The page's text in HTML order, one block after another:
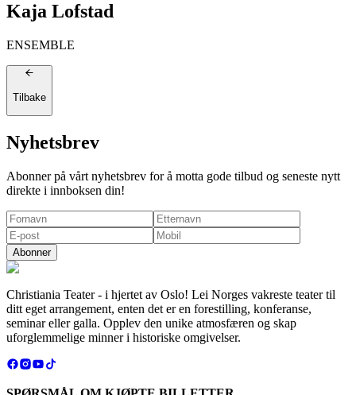
Kaja Lofstad
ENSEMBLE
Tilbake
Nyhetsbrev
Abonner på vårt nyhetsbrev for å motta gode tilbud og seneste nytt
direkte i innboksen din!
Abonner
Christiania Teater - i hjertet av Oslo! Lei Norges vakreste teater til
ditt eget arrangement, enten det er en forestilling, konferanse,
seminar eller galla. Opplev den unike atmosfæren og skap
uforglemmelige minner i historiske omgivelser.